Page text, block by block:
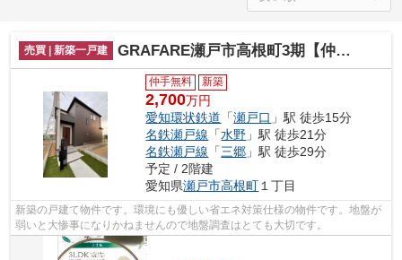
売買 | 新築一戸建 GRAFARE瀬戸市高根町3期【仲介手数料無料 幡山西小 幡山中】
仲手無料 新築
2,700万円
愛知環状鉄道 「瀬戸口 」駅 徒歩15分
名鉄瀬戸線 「水野 」駅 徒歩21分
名鉄瀬戸線 「三郷 」駅 徒歩29分
予定 / 2階建
愛知県瀬戸市高根町１丁目
新築の戸建て物件です。環境にも優しい省エネ対策仕様の物件です。地盤が
弱いと大惨事になりかねませんので地盤調査はとても大切です。